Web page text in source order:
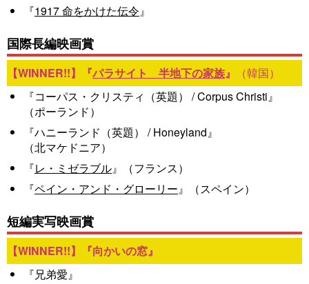
『1917 命をかけた伝令』
国際長編映画賞
『パラサイト 半地下の家族』
（韓国）
『コーパス・クリスティ（英題） / Corpus Christi』
（ポーランド）
『ハニーランド（英題） / Honeyland』
（北マケドニア）
『レ・ミゼラブル』
（フランス）
『ペイン・アンド・グローリー』 （スペイン）
短編実写映画賞
『向かいの窓』
『兄弟愛』